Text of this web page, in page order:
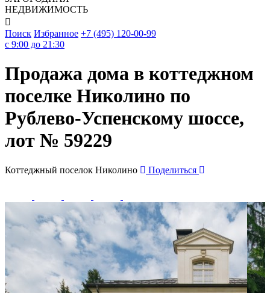
НЕДВИЖИМОСТЬ

Поиск Избранное +7 (495) 120-00-99
c 9:00 до 21:30
Продажа дома в коттеджном
поселке Николино по
Рублево-Успенскому шоссе,
лот № 59229
Коттеджный поселок Николино Поделиться